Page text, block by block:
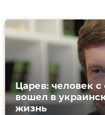
Царев: человек
вошел в
жизнь